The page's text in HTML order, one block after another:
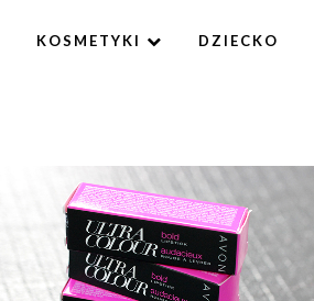
KOSMETYKI DZIECKO